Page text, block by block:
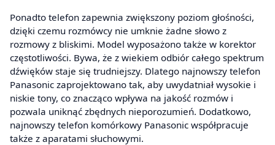
Ponadto telefon zapewnia zwiększony poziom głośności,
dzięki czemu rozmówcy nie umknie żadne słowo z
rozmowy z bliskimi. Model wyposażono także w korektor
częstotliwości. Bywa, że z wiekiem odbiór całego spektrum
dźwięków staje się trudniejszy. Dlatego najnowszy telefon
Panasonic zaprojektowano tak, aby uwydatniał wysokie i
niskie tony, co znacząco wpływa na jakość rozmów i
pozwala uniknąć zbędnych nieporozumień. Dodatkowo,
najnowszy telefon komórkowy Panasonic współpracuje
także z aparatami słuchowymi.